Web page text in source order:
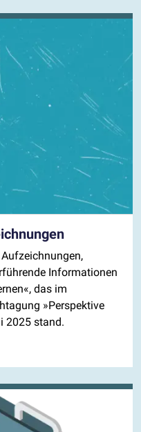
Informationen
das im
»Perspektive
2025 stand.